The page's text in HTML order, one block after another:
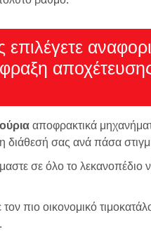
επιλέγετε
αποφρακτικά
διάθεσή σας ανά πάσα
σε όλο το λεκανοπέδιο
πιο οικονομικό